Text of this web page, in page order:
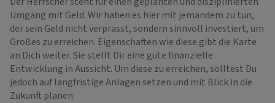
Umgang mit Geld. Wir haben es hier mit jemandem zu tun,
der sein Geld nicht verprasst, sondern sinnvoll investiert, um
Großes zu erreichen. Eigenschaften wie diese gibt die Karte
an Dich weiter. Sie stellt Dir eine gute finanzielle
Entwicklung in Aussicht. Um diese zu erreichen, solltest Du
jedoch auf langfristige Anlagen setzen und mit Blick in die
Zukunft planen.